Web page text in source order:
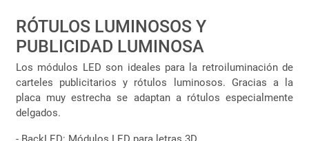
RÓTULOS LUMINOSOS Y
PUBLICIDAD LUMINOSA
Los módulos LED son ideales para la retroiluminación de
carteles publicitarios y rótulos luminosos. Gracias a la
placa muy estrecha se adaptan a rótulos especialmente
delgados.